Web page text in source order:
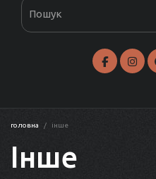
головна інше
Інше